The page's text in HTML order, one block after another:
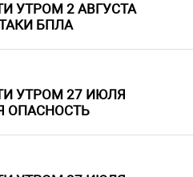
УТРОМ 2 АВГУСТА
БПЛА
УТРОМ 27 ИЮЛЯ
ОПАСНОСТЬ